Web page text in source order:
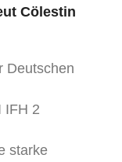
Cölestin
Deutschen
IFH 2
starke